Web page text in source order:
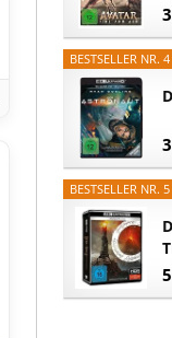
BESTSELLER NR. 4
BESTSELLER NR. 5